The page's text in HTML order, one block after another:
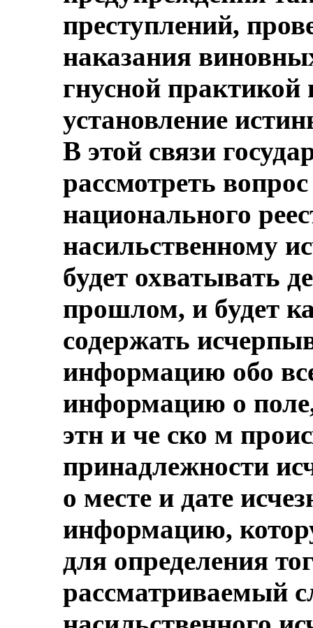
преступлений,
наказания
гнусной практикой
установление
В этой связи
рассмотреть
национального
насильственному
будет охватывать
прошлом, и будет
содержать
информацию обо
информацию о
этн и че ско м
принадлежности
о месте и дате
информацию,
для определения
рассматриваемый